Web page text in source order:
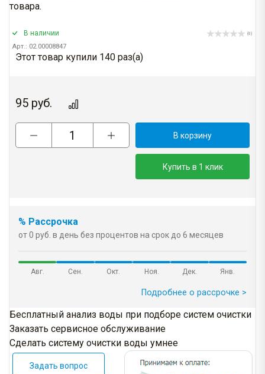
товара.
В наличии
Арт.: 02.00008847
(0)
Этот товар купили 140 раз(a)
95 руб.
В корзину
Купить в 1 клик
% Рассрочка
от 0 руб. в день без процентов на срок до 6 месяцев
Авг. Сен. Окт. Ноя. Дек. Янв.
Подробнее о рассрочке >
Бесплатный анализ воды при подборе систем очистки
Заказать сервисное обслуживание
Сделать систему очистки воды умнее
Задать вопрос